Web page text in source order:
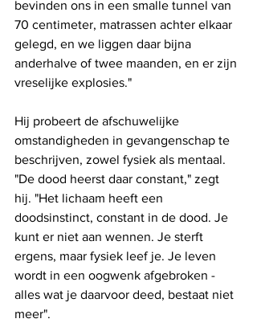
bevinden ons in een smalle tunnel van
70 centimeter, matrassen achter elkaar
gelegd, en we liggen daar bijna
anderhalve of twee maanden, en er zijn
vreselijke explosies."
Hij probeert de afschuwelijke
omstandigheden in gevangenschap te
beschrijven, zowel fysiek als mentaal.
"De dood heerst daar constant," zegt
hij. "Het lichaam heeft een
doodsinstinct, constant in de dood. Je
kunt er niet aan wennen. Je sterft
ergens, maar fysiek leef je. Je leven
wordt in een oogwenk afgebroken -
alles wat je daarvoor deed, bestaat niet
meer".